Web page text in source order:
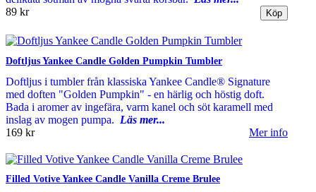
89 kr
Doftljus Yankee Candle Golden Pumpkin Tumbler
Doftljus i tumbler från klassiska Yankee Candle® Signature
med doften "Golden Pumpkin" - en härlig och höstig doft.
Bada i aromer av ingefära, varm kanel och söt karamell med
inslag av mogen pumpa. Läs mer...
169 kr
Mer info
Filled Votive Yankee Candle Vanilla Creme Brulee